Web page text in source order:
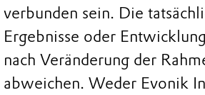
verbunden sein. Die
Ergebnisse oder
nach Veränderung der
abweichen. Weder Evonik